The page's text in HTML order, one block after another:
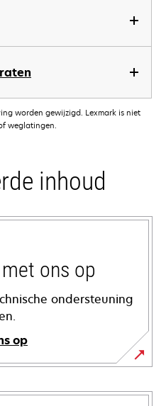
worden gewijzigd. Lexmark is niet
weglatingen.
inhoud
ons op
ondersteuning
op